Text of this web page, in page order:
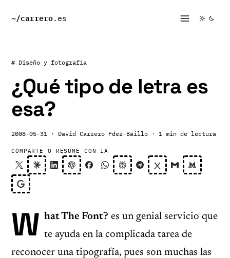
~/carrero.es
# Diseño y fotografía
¿Qué tipo de letra es
esa?
2008-05-31 · David Carrero Fdez-Baillo · 1 min de lectura
COMPARTE O RESUME CON IA
W hat The Font? es un genial servicio que
te ayuda en la complicada tarea de
reconocer una tipografía, pues son muchas las